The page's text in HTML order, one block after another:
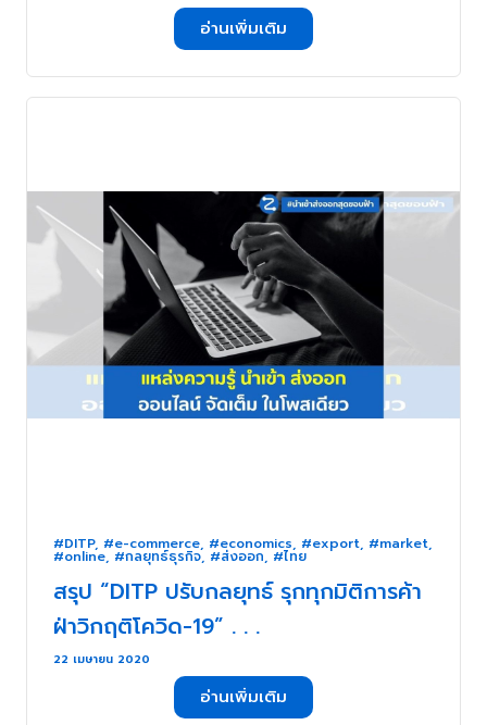
อ่านเพิ่มเติม
#DITP, #e-commerce, #economics, #export, #market,
#online, #กลยุทธ์ธุรกิจ, #ส่งออก, #ไทย
สรุป “DITP ปรับกลยุทธ์ รุกทุกมิติการค้า
ฝ่าวิกฤติโควิด-19” . . .
22 เมษายน 2020
อ่านเพิ่มเติม